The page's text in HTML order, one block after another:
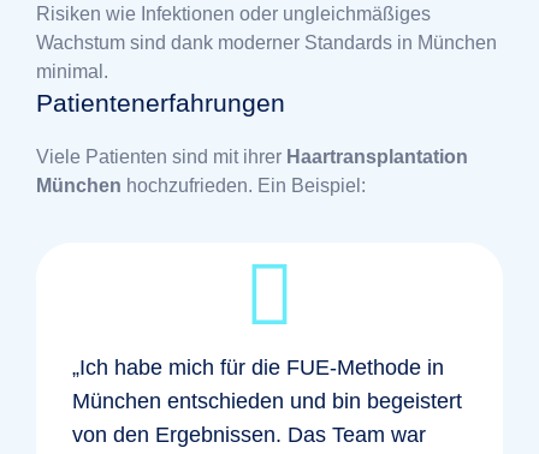
Risiken wie Infektionen oder ungleichmäßiges
Wachstum sind dank moderner Standards in München
minimal.
Patientenerfahrungen
Viele Patienten sind mit ihrer Haartransplantation
München hochzufrieden. Ein Beispiel:
„Ich habe mich für die FUE-Methode in
München entschieden und bin begeistert
von den Ergebnissen. Das Team war